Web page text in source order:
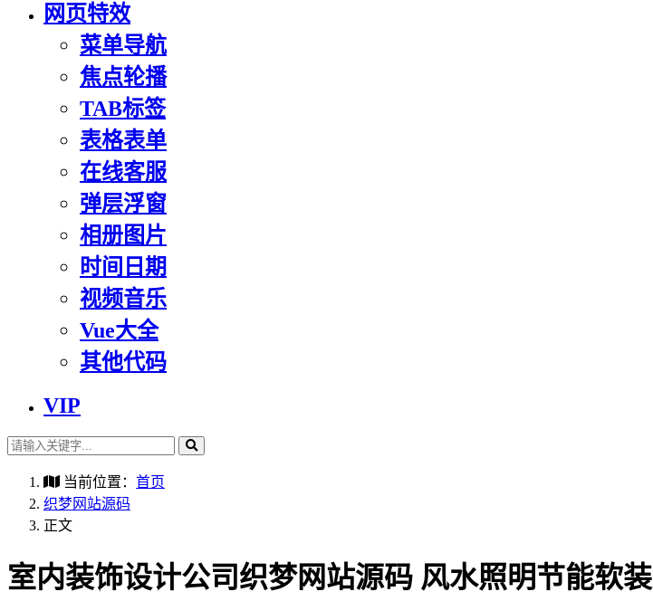
网页特效
菜单导航
焦点轮播
TAB标签
表格表单
在线客服
弹层浮窗
相册图片
时间日期
视频音乐
Vue大全
其他代码
VIP
当前位置： 首页
织梦网站源码
正文
室内装饰设计公司织梦网站源码 风水照明节能软装